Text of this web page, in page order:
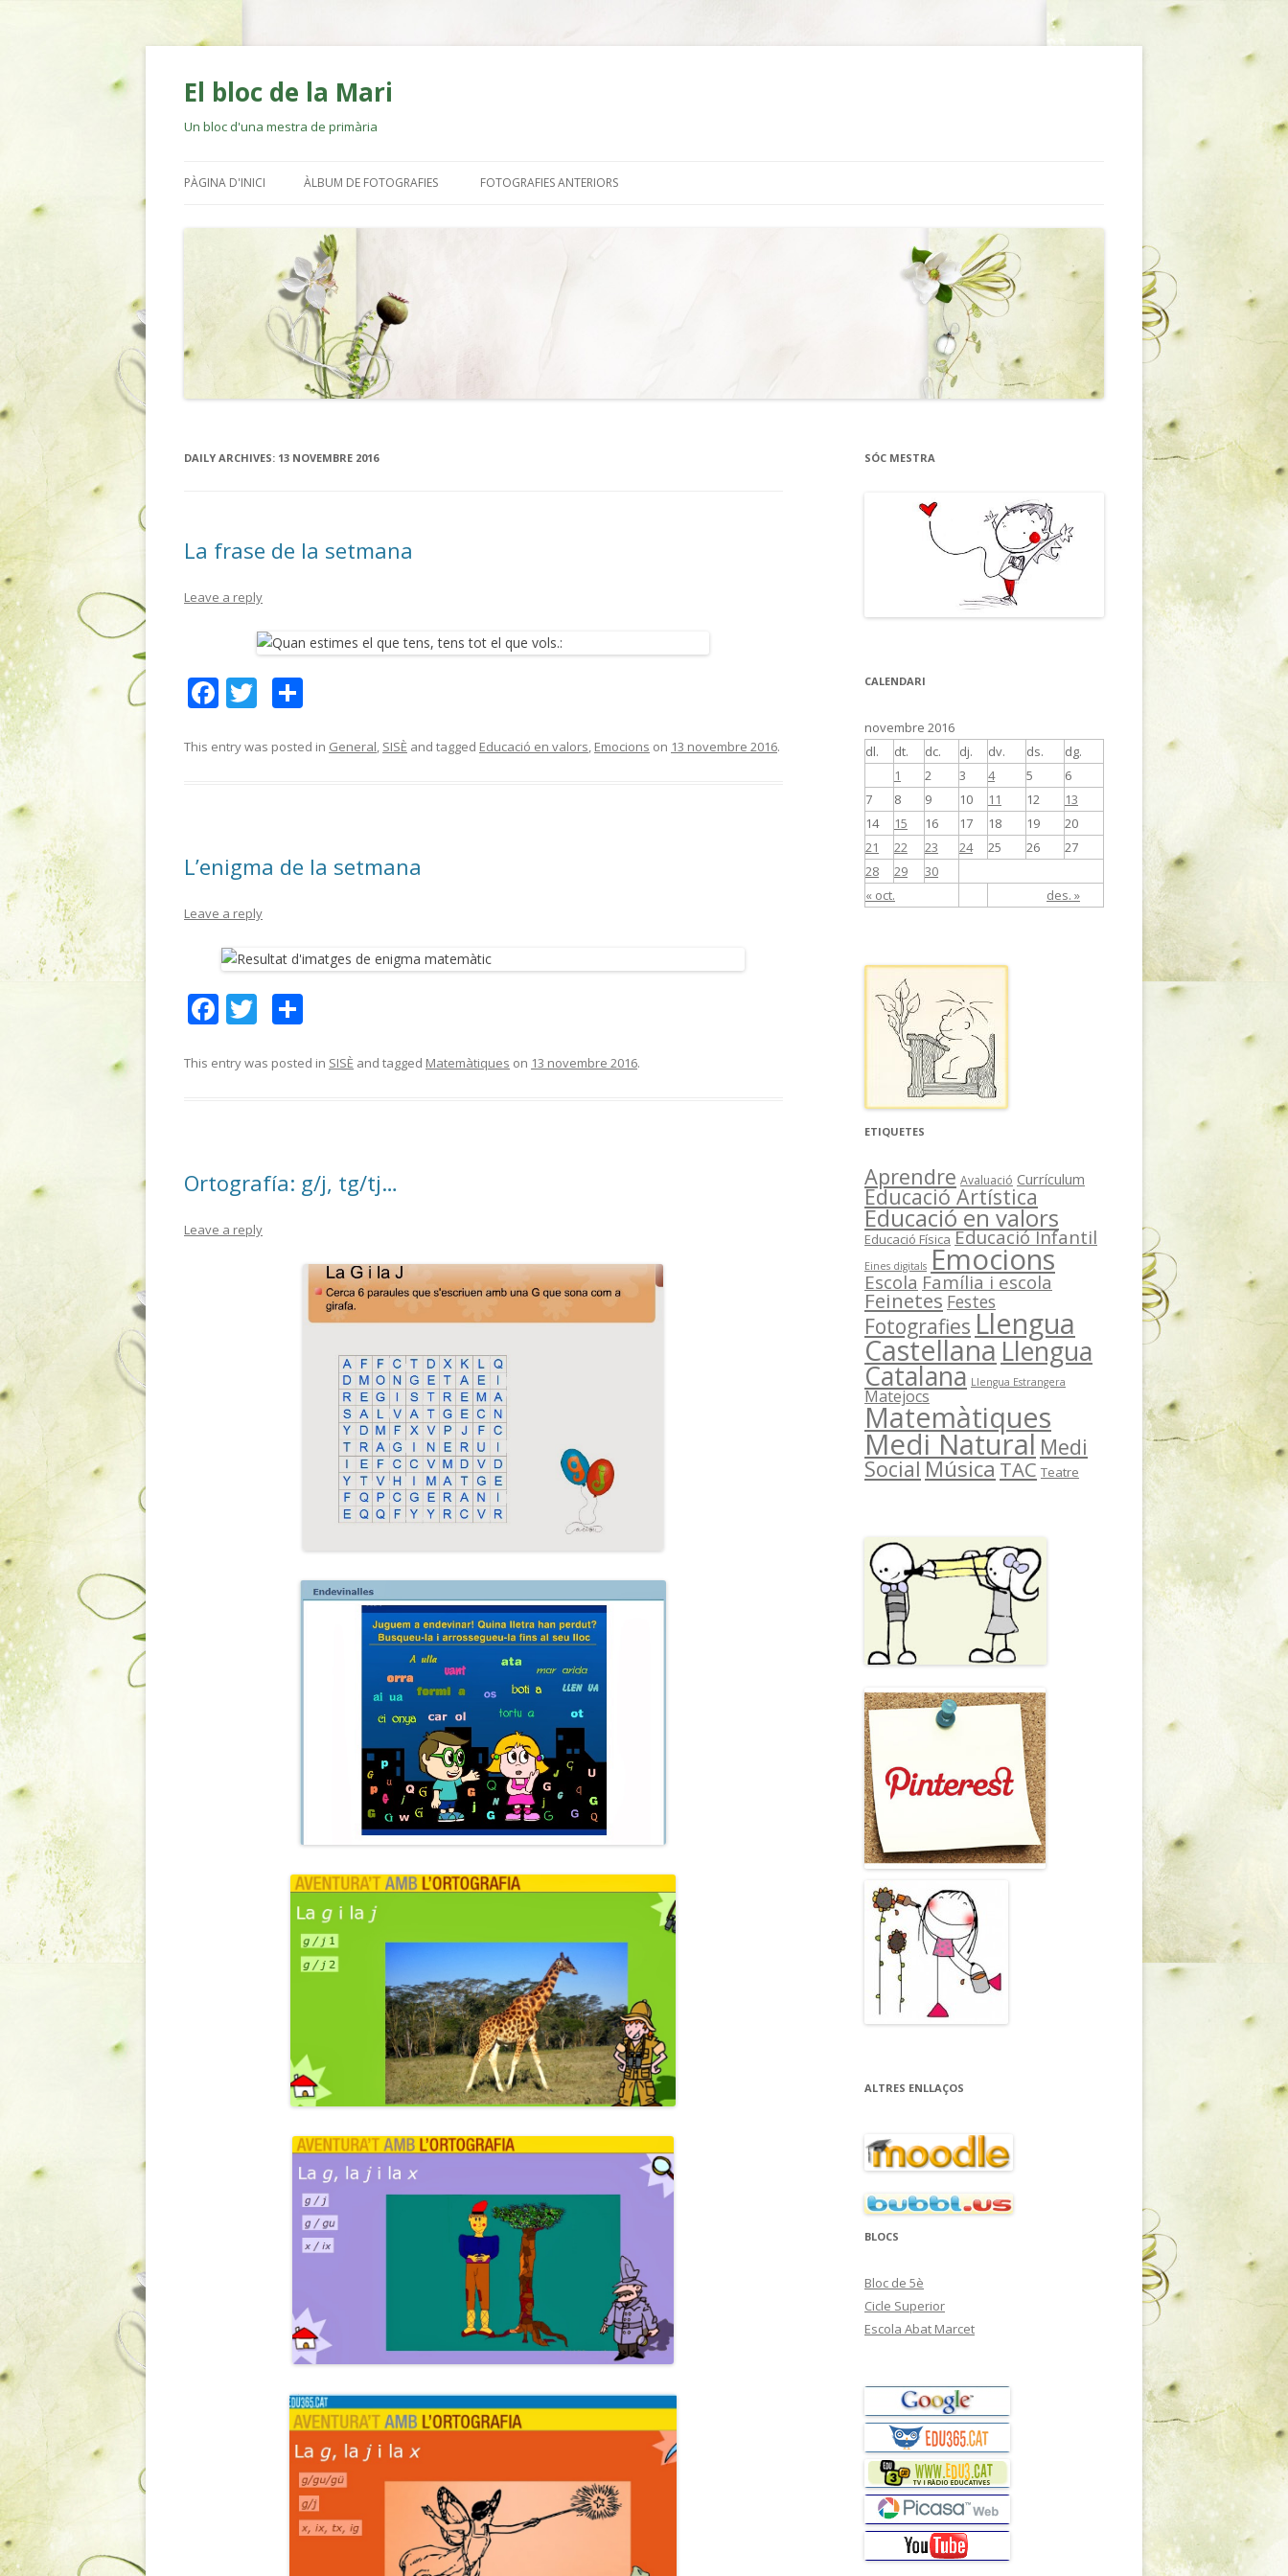
El bloc de la Mari
Un bloc d'una mestra de primària
PÀGINA D'INICI ÀLBUM DE FOTOGRAFIES FOTOGRAFIES ANTERIORS
DAILY ARCHIVES: 13 NOVEMBRE 2016
La frase de la setmana
Leave a reply
F
e
k
T
itt m
ix
This entry was posted in General, SISÈ and tagged Educació en valors, Emocions on 13 novembre 2016.
L’enigma de la setmana
Leave a reply
F
e
k
T
itt m
ix
This entry was posted in SISÈ and tagged Matemàtiques on 13 novembre 2016.
Ortografía: g/j, tg/tj…
Leave a reply
SÓC MESTRA
CALENDARI
novembre 2016
dl.
dt. dc. dj. dv. ds. dg.
« oct. des. »
1 2 3 4 5
6
7
8 9 10 11 12
13
14
15 16 17 18 19
20
21
22 23 24 25 26
27
28
29 30
ETIQUETES
Aprendre Avaluació Currículum
Educació Artística
Educació en valors
Educació Física Educació Infantil
Eines digitals Emocions
Escola Família i escola
Feinetes Festes
FotografiesLlengua
CastellanaLlengua
Catalana Llengua Estrangera
Matejocs
Matemàtiques
Medi Natural Medi
Social MúsicaTAC Teatre
ALTRES ENLLAÇOS
BLOCS
Bloc de 5è
Cicle Superior
Escola Abat Marcet